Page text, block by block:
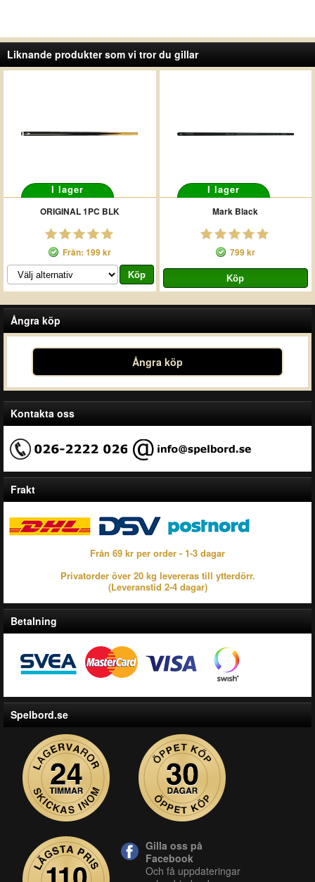
Liknande produkter som vi tror du gillar
I lager
ORIGINAL 1PC BLK
Från: 199 kr
I lager
Mark Black
799 kr
Ångra köp
Ångra köp
Kontakta oss
Frakt
Från 69 kr per order - 1-3 dagar
Privatorder över 20 kg levereras till ytterdörr.
(Leveranstid 2-4 dagar)
Betalning
Spelbord.se
Gilla oss på
Facebook
Och få uppdateringar